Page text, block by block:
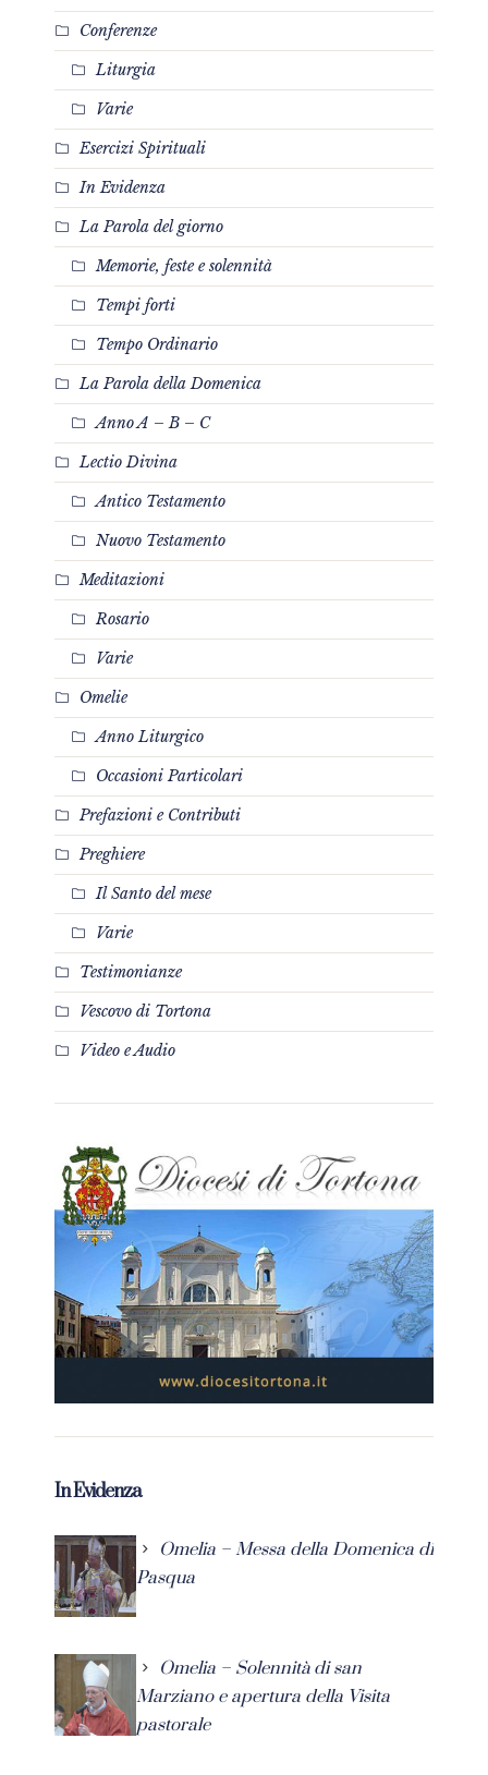
Conferenze
Liturgia
Varie
Esercizi Spirituali
In Evidenza
La Parola del giorno
Memorie, feste e solennità
Tempi forti
Tempo Ordinario
La Parola della Domenica
Anno A – B – C
Lectio Divina
Antico Testamento
Nuovo Testamento
Meditazioni
Rosario
Varie
Omelie
Anno Liturgico
Occasioni Particolari
Prefazioni e Contributi
Preghiere
Il Santo del mese
Varie
Testimonianze
Vescovo di Tortona
Video e Audio
In Evidenza
Omelia – Messa della Domenica di
Pasqua
Omelia – Solennità di san
Marziano e apertura della Visita
pastorale